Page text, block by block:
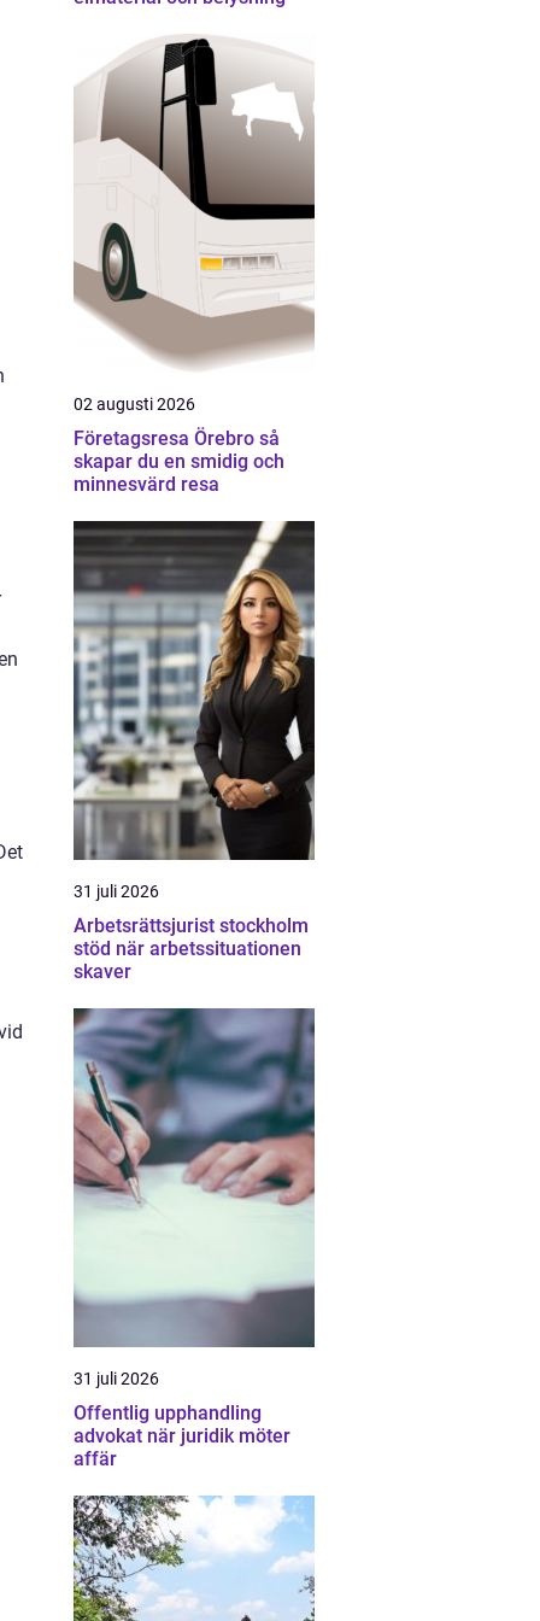
02 augusti 2026
Företagsresa Örebro så
skapar du en smidig och
minnesvärd resa
31 juli 2026
Arbetsrättsjurist stockholm
stöd när arbetssituationen
skaver
31 juli 2026
Offentlig upphandling
advokat när juridik möter
affär